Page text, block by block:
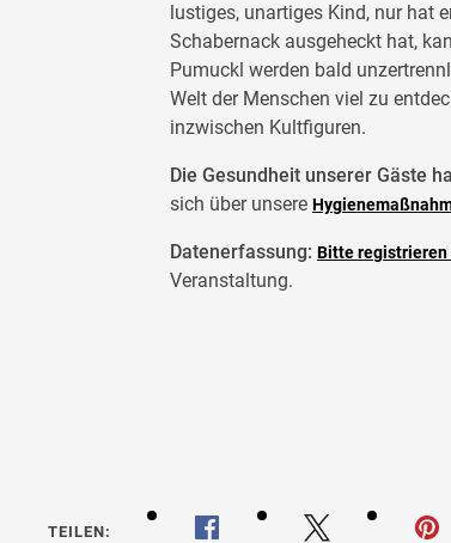
lustiges, unartiges Kind, nur hat
Schabernack ausgeheckt hat,
Pumuckl werden bald
Welt der Menschen viel zu
inzwischen Kultfiguren.
Die Gesundheit unserer Gäste
sich über unsere
Datenerfassung: Bitte registrieren
Veranstaltung.
TEILEN: